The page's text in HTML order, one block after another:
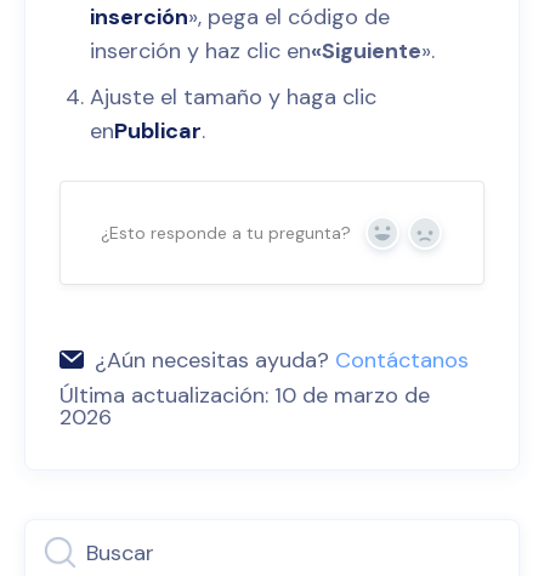
inserción», pega el código de
inserción y haz clic en«Siguiente».
Ajuste el tamaño y haga clic
enPublicar.
¿Esto responde a tu pregunta? Sí No
¿Aún necesitas ayuda? Contáctanos
Última actualización: 10 de marzo de
2026